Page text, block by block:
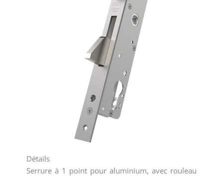
Détails
Serrure à 1 point pour aluminium, avec rouleau